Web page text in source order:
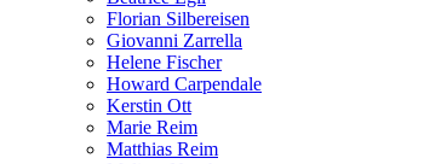
Florian Silbereisen
Giovanni Zarrella
Helene Fischer
Howard Carpendale
Kerstin Ott
Marie Reim
Matthias Reim